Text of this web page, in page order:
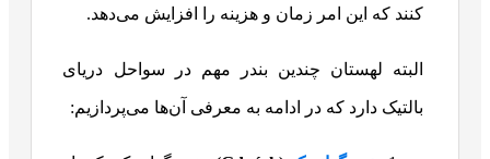
کنند که این امر زمان و هزینه را افزایش می‌دهد.
البته لهستان چندین بندر مهم در سواحل دریای
بالتیک دارد که در ادامه به معرفی آن‌ها می‌پردازیم: